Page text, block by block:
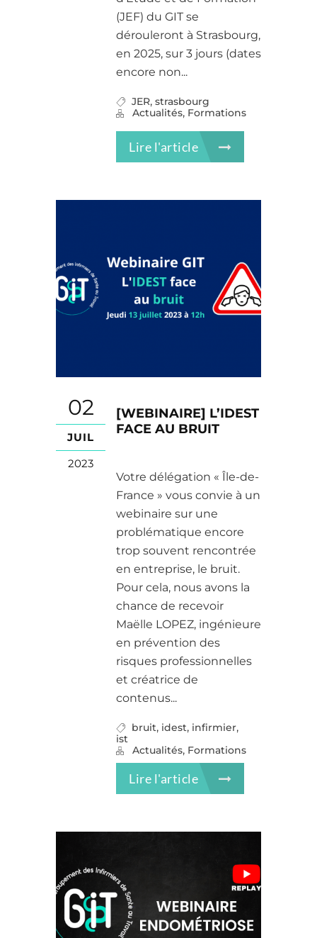
(JEF) du GIT se
dérouleront à Strasbourg,
en 2025, sur 3 jours (dates
encore non...
JER, strasbourg
Actualités, Formations
Lire l'article
02
JUIL
2023
[WEBINAIRE] L’IDEST
FACE AU BRUIT
Votre délégation « Île-de-
France » vous convie à un
webinaire sur une
problématique encore
trop souvent rencontrée
en entreprise, le bruit.
Pour cela, nous avons la
chance de recevoir
Maëlle LOPEZ, ingénieure
en prévention des
risques professionnelles
et créatrice de
contenus...
bruit, idest, infirmier,
ist
Actualités, Formations
Lire l'article